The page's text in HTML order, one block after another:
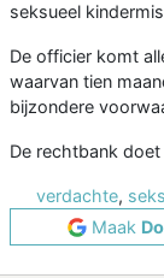
seksueel
De officier komt
waarvan tien
bijzondere
De rechtbank
verdachte,
Maak